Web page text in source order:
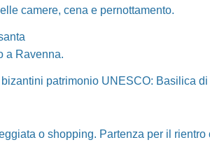
camere, cena e pernottamento.
a Ravenna.
patrimonio UNESCO: Basilica
o shopping. Partenza per il